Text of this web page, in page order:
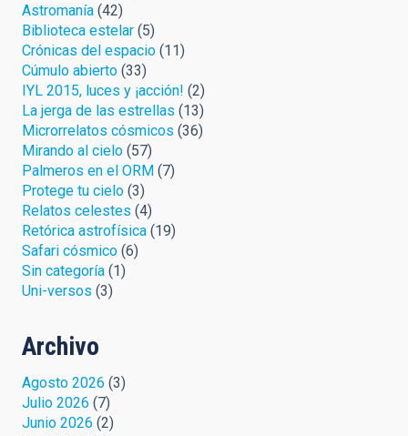
Astromanía (42)
Biblioteca estelar (5)
Crónicas del espacio (11)
Cúmulo abierto (33)
IYL 2015, luces y ¡acción! (2)
La jerga de las estrellas (13)
Microrrelatos cósmicos (36)
Mirando al cielo (57)
Palmeros en el ORM (7)
Protege tu cielo (3)
Relatos celestes (4)
Retórica astrofísica (19)
Safari cósmico (6)
Sin categoría (1)
Uni-versos (3)
Archivo
Agosto 2026 (3)
Julio 2026 (7)
Junio 2026 (2)